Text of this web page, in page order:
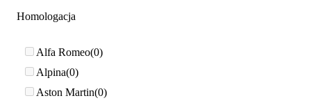
Homologacja
Alfa Romeo 0
Alpina 0
Aston Martin 0